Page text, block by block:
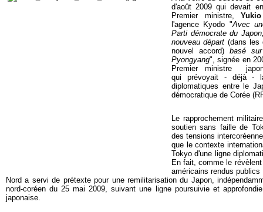
d'août 2009 qui devait
Premier ministre,
l'agence Kyodo "Avec
Parti démocrate du
nouveau départ (dans les
nouvel accord) basé
Pyongyang", signée en
Premier ministre
qui prévoyait - déjà -
diplomatiques entre le
démocratique de Corée
Le rapprochement
soutien sans faille de
des tensions
que le contexte
Tokyo d'une ligne
En fait, comme le
américains rendus
Nord a servi de prétexte pour une remilitarisation du Japon,
nord-coréen du 25 mai 2009, suivant une ligne poursuivie et
japonaise.